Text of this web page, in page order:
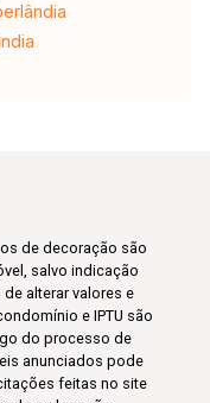
de decoração são
salvo indicação
alterar valores e
e IPTU são
do processo de
anunciados pode
feitas no site